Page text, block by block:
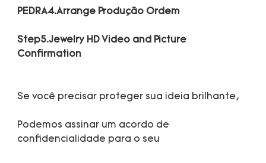
Step5.Jewelry HD Video and Picture
Podemos assinar um acordo de